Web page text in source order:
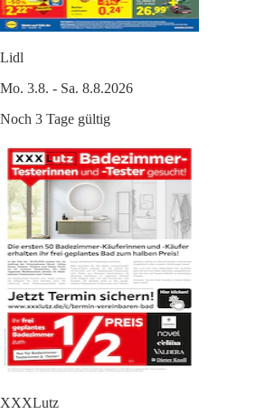
Lidl
Mo. 3.8. - Sa. 8.8.2026
Noch 3 Tage gültig
XXXLutz